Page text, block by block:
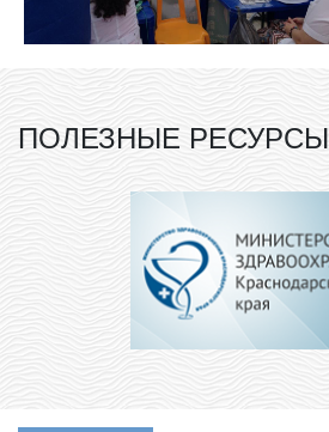
ПОЛЕЗНЫЕ РЕСУРСЫ